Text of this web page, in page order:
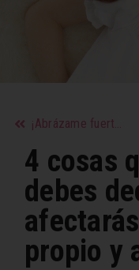
¡Abrázame fuerte! Los tipos de abrazos y la importancia para la salud
4 cosas
debes
propio y